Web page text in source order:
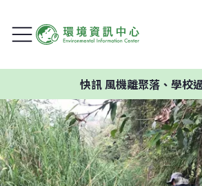
風機離聚落、學校過近